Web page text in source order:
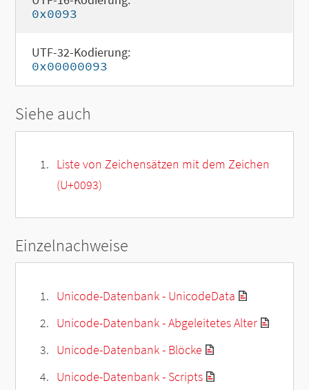
0x0093
UTF-32-Kodierung:
0x00000093
Siehe auch
Liste von Zeichensätzen mit dem Zeichen
(U+0093)
Einzelnachweise
Unicode-Datenbank - UnicodeData
Unicode-Datenbank - Abgeleitetes Alter
Unicode-Datenbank - Blöcke
Unicode-Datenbank - Scripts